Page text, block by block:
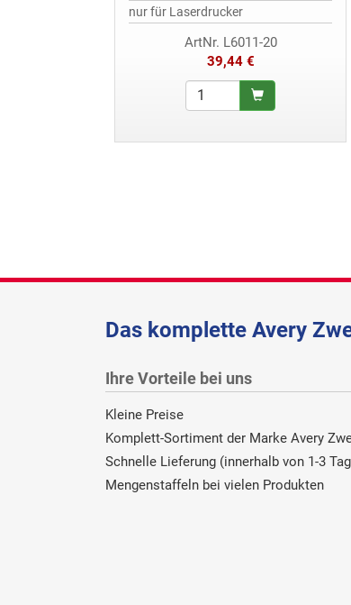
nur für Laserdrucker
ArtNr. L6011-20
39,44 €
Das komplette Avery
Ihre Vorteile bei uns
Kleine Preise
Komplett-Sortiment der Marke Avery
Schnelle Lieferung (innerhalb von 1-3
Mengenstaffeln bei vielen Produkten